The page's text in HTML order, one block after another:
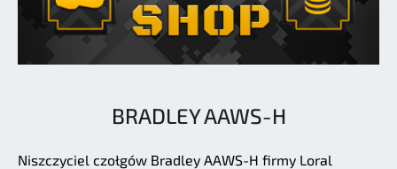
BRADLEY AAWS-H
Niszczyciel czołgów Bradley AAWS-H firmy Loral